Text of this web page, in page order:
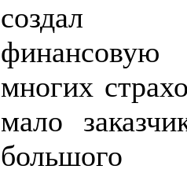
создал
многих
мало
большого